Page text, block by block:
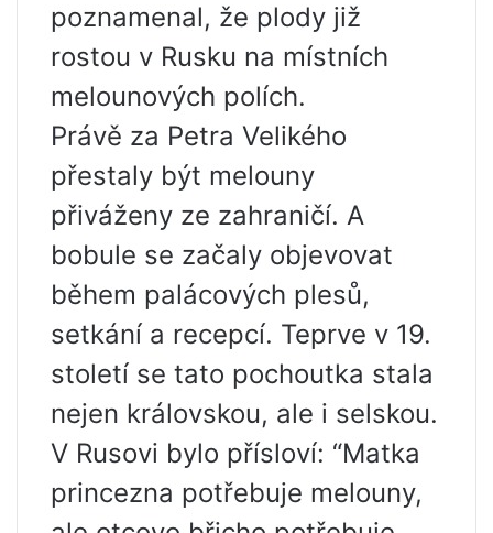
poznamenal, že plody již
rostou v Rusku na místních
melounových polích.
Právě za Petra Velikého
přestaly být melouny
přiváženy ze zahraničí. A
bobule se začaly objevovat
během palácových plesů,
setkání a recepcí. Teprve v 19.
století se tato pochoutka stala
nejen královskou, ale i selskou.
V Rusovi bylo přísloví: “Matka
princezna potřebuje melouny,